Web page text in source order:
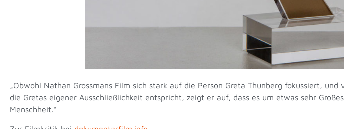
„Obwohl Nathan Grossmans Film sich stark auf die Person Greta Thunberg fokussiert,
die Gretas eigener Ausschließlichkeit entspricht, zeigt er auf, dass es um etwas sehr
Menschheit.“